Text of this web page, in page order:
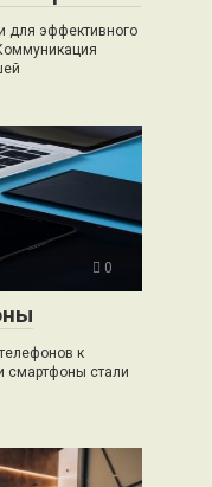
для эффективного
0
к
смартфоны стали